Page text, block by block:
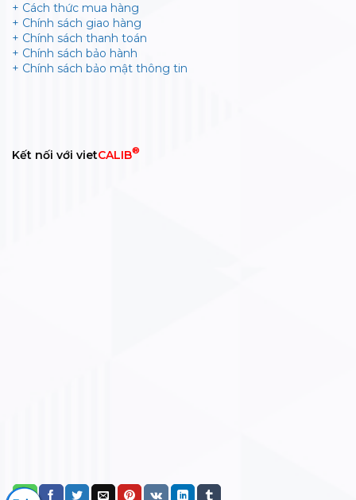
+ Cách thức mua hàng
+ Chính sách giao hàng
+ Chính sách thanh toán
+ Chính sách bảo hành
+ Chính sách bảo mật thông tin
Kết nối với vietCALIB®